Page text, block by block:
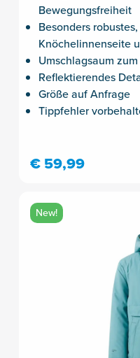
Bewegungsfreiheit
Besonders
Knöchelinnenseite
Umschlagsaum
Reflektierendes
Größe auf Anfrage
Tippfehler
€ 59,99
New!